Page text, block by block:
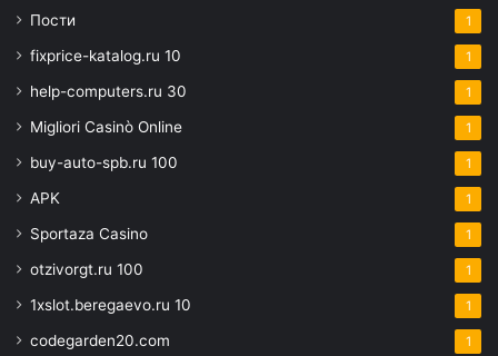
Пости 1
fixprice-katalog.ru 10 1
help-computers.ru 30 1
Migliori Casinò Online 1
buy-auto-spb.ru 100 1
APK 1
Sportaza Casino 1
otzivorgt.ru 100 1
1xslot.beregaevo.ru 10 1
codegarden20.com 1